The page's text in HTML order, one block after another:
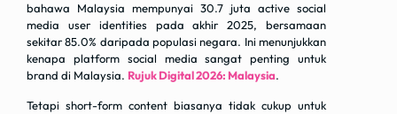
bahawa Malaysia mempunyai 30.7 juta active social
media user identities pada akhir 2025, bersamaan
sekitar 85.0% daripada populasi negara. Ini menunjukkan
kenapa platform social media sangat penting untuk
brand di Malaysia. Rujuk Digital 2026: Malaysia.
Tetapi short-form content biasanya tidak cukup untuk